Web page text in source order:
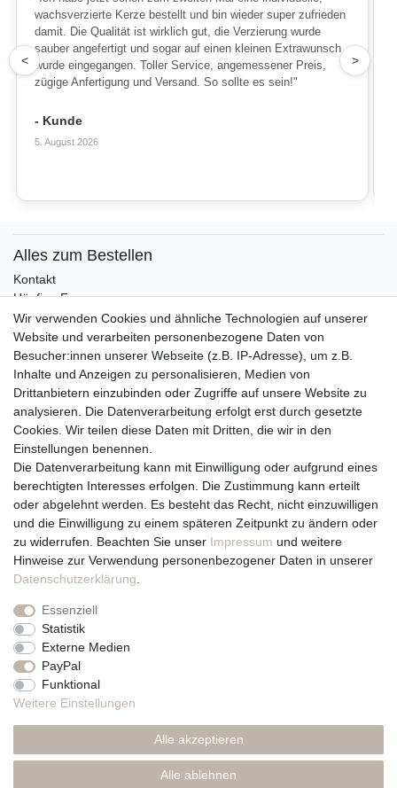
wachsverzierte Kerze bestellt und bin wieder super zufrieden
damit. Die Qualität ist wirklich gut, die Verzierung wurde
sauber angefertigt und sogar auf einen kleinen Extrawunsch
wurde eingegangen. Toller Service, angemessener Preis,
zügige Anfertigung und Versand. So sollte es sein!"
- Kunde
5. August 2026
< >
Alles zum Bestellen
Kontakt
Häufige Fragen
Zahlungsmöglichkeiten
Versandbedingungen
Widerrufsrecht
Vertrag widerrufen
Über uns und unsere Kerzen
Team
Unternehmen / Philosophie
Kerzenpflege und Abbrennhinweise
Unsere Kerzenlieferanten
Du erreichst uns von
Montag bis Freitag 10 bis 17 Uhr
Telefonisch und per Whatsapp
erreichst Du uns unter:
+49 561 287 907 84
Rechtliches
Impressum
Datenschutzerklärung
* Preise inkl. MwSt., zzgl. Versand(DE)
Wir verwenden Cookies und ähnliche Technologien auf unserer
Website und verarbeiten personenbezogene Daten von
Besucher:innen unserer Webseite (z.B. IP-Adresse), um z.B.
Inhalte und Anzeigen zu personalisieren, Medien von
Drittanbietern einzubinden oder Zugriffe auf unsere Website zu
analysieren. Die Datenverarbeitung erfolgt erst durch gesetzte
Cookies. Wir teilen diese Daten mit Dritten, die wir in den
Einstellungen benennen.
Die Datenverarbeitung kann mit Einwilligung oder aufgrund eines
berechtigten Interesses erfolgen. Die Zustimmung kann erteilt
oder abgelehnt werden. Es besteht das Recht, nicht einzuwilligen
und die Einwilligung zu einem späteren Zeitpunkt zu ändern oder
zu widerrufen. Beachten Sie unser Impressum und weitere
Hinweise zur Verwendung personenbezogener Daten in unserer
Daten­schutz­erklärung
Essenziell
Statistik
Externe Medien
PayPal
Funktional
Weitere Einstellungen
Alle akzeptieren
Alle ablehnen